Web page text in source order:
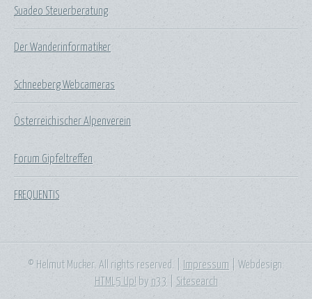
Suadeo Steuerberatung
Der Wanderinformatiker
Schneeberg Webcameras
Österreichischer Alpenverein
Forum Gipfeltreffen
FREQUENTIS
© Helmut Mucker. All rights reserved. | Impressum | Webdesign:
HTML5 Up! by n33 Sitesearch